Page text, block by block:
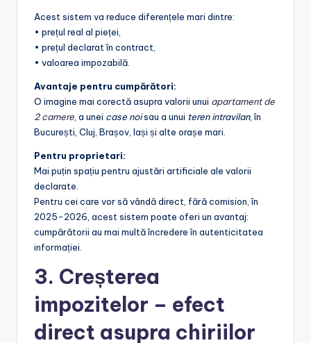
Acest sistem va reduce diferențele mari dintre:
• prețul real al pieței,
• prețul declarat în contract,
• valoarea impozabilă.
Avantaje pentru cumpărători:
O imagine mai corectă asupra valorii unui apartament de
2 camere, a unei case noisau a unui teren intravilan, în
București, Cluj, Brașov, Iași și alte orașe mari.
Pentru proprietari:
Mai puțin spațiu pentru ajustări artificiale ale valorii
declarate.
Pentru cei care vor să vândă direct, fără comision, în
2025-2026, acest sistem poate oferi un avantaj:
cumpărătorii au mai multă încredere în autenticitatea
informației.
3. Creșterea
impozitelor – efect
direct asupra chiriilor